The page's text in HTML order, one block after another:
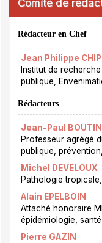
Comité de
Rédacteur en Chef
Jean Philippe
Institut de
publique,
Rédacteurs
Jean-Paul BOUTIN
Professeur agrégé
publique,
Michel DEVELOUX
Pathologie
Alain EPELBOIN
Attaché honoraire
épidémiologie,
Pierre GAZIN